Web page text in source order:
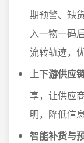
期预警、缺
入一物一码
流转轨迹，
上下游供应
享，让供应
明，降低信
智能补货与预